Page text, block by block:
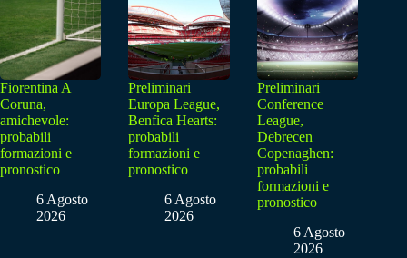
Fiorentina A
Coruna,
amichevole:
probabili
formazioni e
pronostico
6 Agosto
2026
Preliminari
Europa League,
Benfica Hearts:
probabili
formazioni e
pronostico
6 Agosto
2026
Preliminari
Conference
League,
Debrecen
Copenaghen:
probabili
formazioni e
pronostico
6 Agosto
2026